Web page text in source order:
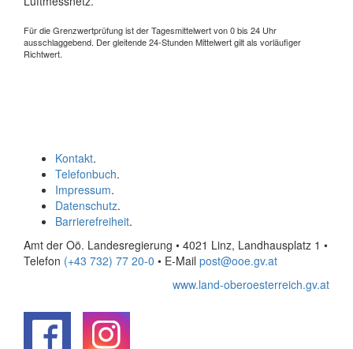
Für die Grenzwertprüfung ist der Tagesmittelwert von 0 bis 24 Uhr
ausschlaggebend. Der gleitende 24-Stunden Mittelwert gilt als vorläufiger
Richtwert.
Kontakt.
Telefonbuch.
Impressum.
Datenschutz.
Barrierefreiheit.
Amt der Oö. Landesregierung • 4021 Linz, Landhausplatz 1 •
Telefon (+43 732) 77 20-0 • E-Mail post@ooe.gv.at
www.land-oberoesterreich.gv.at